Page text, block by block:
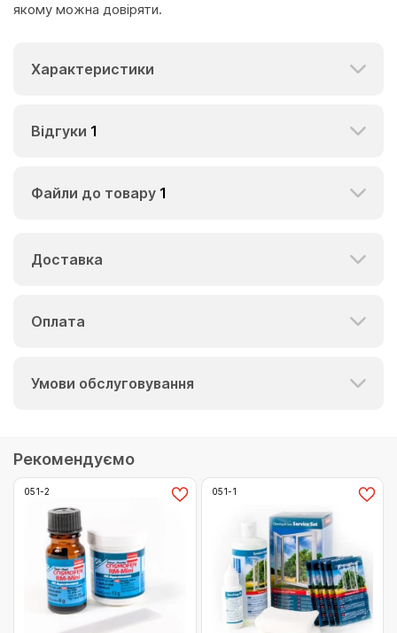
якому можна довіряти.
Характеристики
Відгуки 1
Файли до товару 1
Доставка
Оплата
Умови обслуговування
Рекомендуємо
051-2 051-1